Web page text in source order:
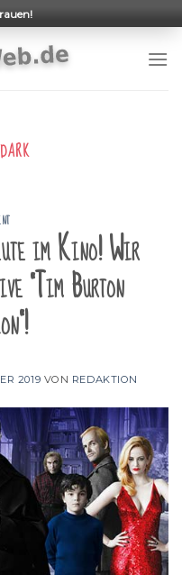
DARK
im Kino! Wir
"Tim Burton
2019 VON REDAKTION